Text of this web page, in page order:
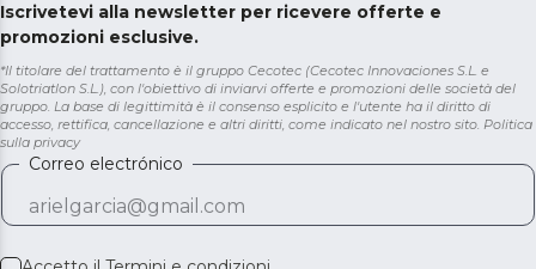
Iscrivetevi alla newsletter per ricevere offerte e
promozioni esclusive.
*Il titolare del trattamento è il gruppo Cecotec (Cecotec Innovaciones S.L. e
Solotriatlon S.L.), con l'obiettivo di inviarvi offerte e promozioni delle società del
gruppo. La base di legittimità è il consenso esplicito e l'utente ha il diritto di
accesso, rettifica, cancellazione e altri diritti, come indicato nel nostro sito. Politica
sulla privacy
Correo electrónico